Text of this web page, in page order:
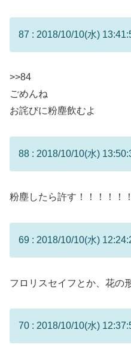
87 : 2018/10/10(水)
>>84
ごめんね
お詫びに粉塵飲むよ
88 : 2018/10/10(水)
粉塵したら許す！！！！！
69 : 2018/10/10(水)
フロリスセイフとか、花の
70 : 2018/10/10(水)